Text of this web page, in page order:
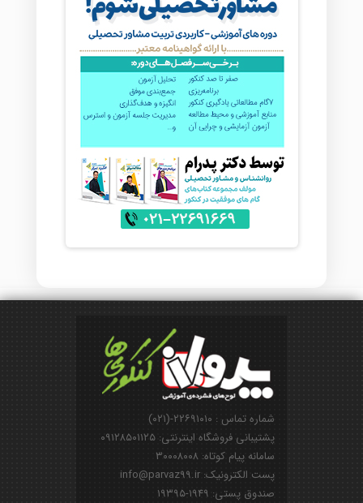
شماره تماس : ۲۲۶۹۱۰۱۰-(۰۲۱)
پشتیبانی فروشگاه اینترنتی: ۰۹۱۲۸۵۰۱۱۲۵
سامانه پیام کوتاه: ۳۰۰۰۸۰۰۸
پست الکترونیک: info@parvaz99.ir
صندوق پستی: ۱۹۴۹-۱۹۳۹۵